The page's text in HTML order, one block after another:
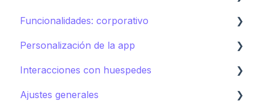
Tours
Puntos de interés
Club infantil
Guía de destino
Instant feedback
Insights: Analítica
Funcionalidades: corporativo
Control de marca
Contenido
Campañas
Personalización de la app
Cómo editar la app para huéspedes
Cómo promocionar la app para huéspedes
Interacciones con huespedes
AI Concierge
Ajustes generales